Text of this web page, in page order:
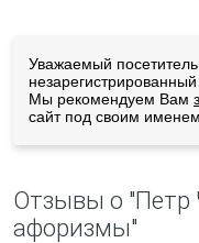
Уважаемый
незарегистрированный
Мы рекомендуем Вам
сайт под своим именем.
Отзывы о "Петр
афоризмы"